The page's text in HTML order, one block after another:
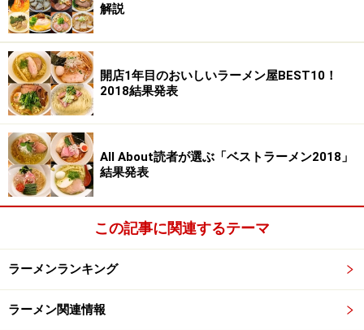
解説
開店1年目のおいしいラーメン屋BEST10！
2018結果発表
All About読者が選ぶ「ベストラーメン2018」
結果発表
この記事に関連するテーマ
ラーメンランキング
ラーメン関連情報